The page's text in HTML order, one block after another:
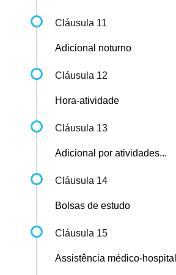
Cláusula 11
Adicional noturno
Cláusula 12
Hora-atividade
Cláusula 13
Adicional por atividades...
Cláusula 14
Bolsas de estudo
Cláusula 15
Assistência médico-